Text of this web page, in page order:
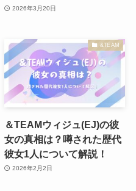
2026年3月20日
&TEAM
＆TEAMウィジュ(EJ)の彼
女の真相は？噂された歴代
彼女1人について解説！
2026年2月2日